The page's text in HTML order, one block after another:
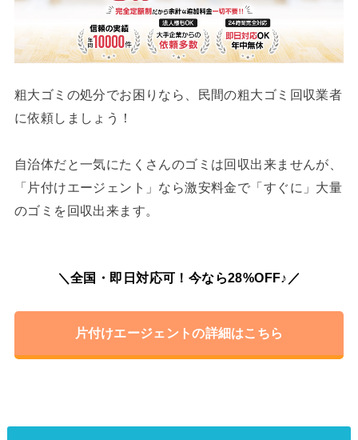
粗大ゴミの処分でお困りなら、民間の粗大ゴミ回収業者
に依頼しましょう！
自治体だと一気にたくさんのゴミは回収出来ませんが、
「片付けエージェント」なら激安料金で「すぐに」大量
のゴミを回収出来ます。
＼全国・即日対応可！今なら28%OFF♪／
片付けエージェントの詳細はこちら